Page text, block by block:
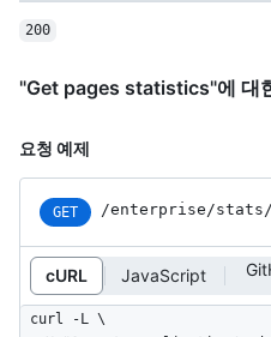
200
"Get pages statistics"에 대
요청 예제
GET /enterprise/stats/
cURL JavaScript
curl -L \